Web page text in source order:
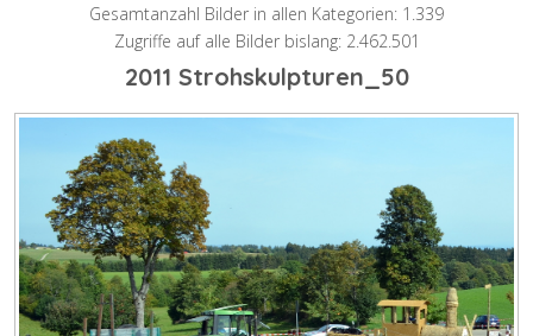
Gesamtanzahl Bilder in allen Kategorien: 1.339
Zugriffe auf alle Bilder bislang: 2.462.501
2011 Strohskulpturen_50